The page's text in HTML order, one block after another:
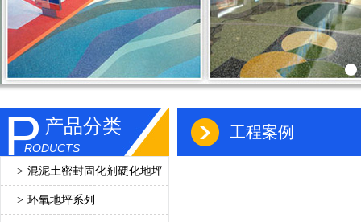
P产品分类
RODUCTS
> 混泥土密封固化剂硬化地坪
> 环氧地坪系列
工程案例